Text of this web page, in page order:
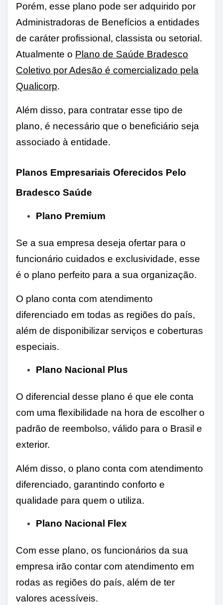
Porém, esse plano pode ser adquirido por
Administradoras de Benefícios a entidades
de caráter profissional, classista ou setorial.
Atualmente o Plano de Saúde Bradesco
Coletivo por Adesão é comercializado pela
Qualicorp.
Além disso, para contratar esse tipo de
plano, é necessário que o beneficiário seja
associado à entidade.
Planos Empresariais Oferecidos Pelo
Bradesco Saúde
Plano Premium
Se a sua empresa deseja ofertar para o
funcionário cuidados e exclusividade, esse
é o plano perfeito para a sua organização.
O plano conta com atendimento
diferenciado em todas as regiões do país,
além de disponibilizar serviços e coberturas
especiais.
Plano Nacional Plus
O diferencial desse plano é que ele conta
com uma flexibilidade na hora de escolher o
padrão de reembolso, válido para o Brasil e
exterior.
Além disso, o plano conta com atendimento
diferenciado, garantindo conforto e
qualidade para quem o utiliza.
Plano Nacional Flex
Com esse plano, os funcionários da sua
empresa irão contar com atendimento em
rodas as regiões do país, além de ter
valores acessíveis.